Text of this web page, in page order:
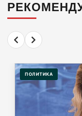
Переезд на
для проезда
06-08-2026
«Балтика»
гол бывшего
06-08-2026
ПОЛИТИКА